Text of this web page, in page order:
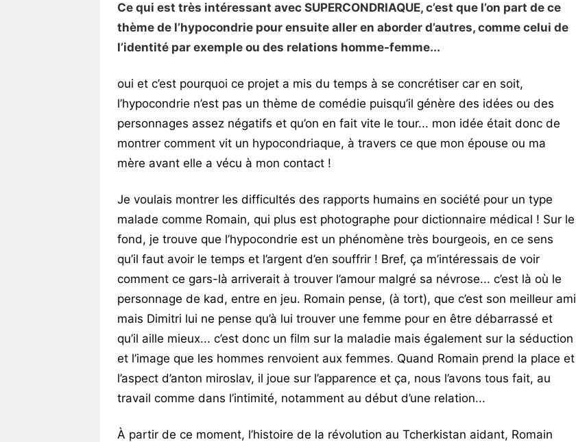
Ce qui est très intéressant avec SUPERCONDRIAQUE, c’est que l’on part de ce
thème de l’hypocondrie pour ensuite aller en aborder d’autres, comme celui de
l’identité par exemple ou des relations homme-femme...
oui et c’est pourquoi ce projet a mis du temps à se concrétiser car en soit,
l’hypocondrie n’est pas un thème de comédie puisqu’il génère des idées ou des
personnages assez négatifs et qu’on en fait vite le tour... mon idée était donc de
montrer comment vit un hypocondriaque, à travers ce que mon épouse ou ma
mère avant elle a vécu à mon contact !
Je voulais montrer les difficultés des rapports humains en société pour un type
malade comme Romain, qui plus est photographe pour dictionnaire médical ! Sur le
fond, je trouve que l’hypocondrie est un phénomène très bourgeois, en ce sens
qu’il faut avoir le temps et l’argent d’en souffrir ! Bref, ça m’intéressais de voir
comment ce gars-là arriverait à trouver l’amour malgré sa névrose... c’est là où le
personnage de kad, entre en jeu. Romain pense, (à tort), que c’est son meilleur ami
mais Dimitri lui ne pense qu’à lui trouver une femme pour en être débarrassé et
qu’il aille mieux... c’est donc un film sur la maladie mais également sur la séduction
et l’image que les hommes renvoient aux femmes. Quand Romain prend la place et
l’aspect d’anton miroslav, il joue sur l’apparence et ça, nous l’avons tous fait, au
travail comme dans l’intimité, notamment au début d’une relation...
À partir de ce moment, l’histoire de la révolution au Tcherkistan aidant, Romain